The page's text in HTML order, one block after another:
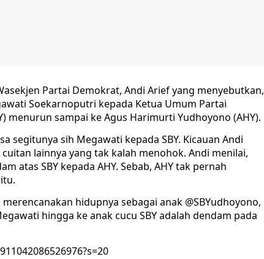
Partai Demokrat, Andi Arief yang menyebutkan,
Soekarnoputri kepada Ketua Umum Partai
menurun sampai ke Agus Harimurti Yudhoyono (AHY).
segitunya sih Megawati kepada SBY. Kicauan Andi
lainnya yang tak kalah menohok. Andi menilai,
atas SBY kepada AHY. Sebab, AHY tak pernah
hidupnya sebagai anak @SBYudhoyono,
hingga ke anak cucu SBY adalah dendam pada